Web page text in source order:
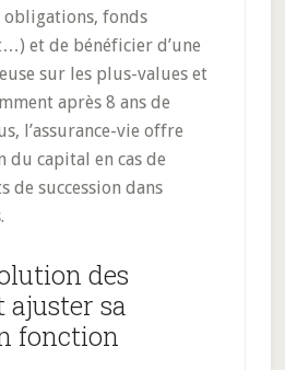
obligations, fonds
et de bénéficier d’une
sur les plus-values et
après 8 ans de
l’assurance-vie offre
du capital en cas de
de succession dans
des
ajuster sa
fonction